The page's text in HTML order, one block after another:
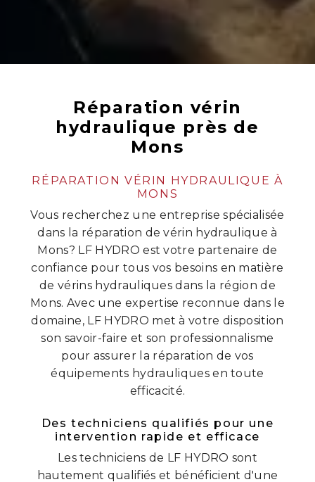
Réparation vérin
hydraulique près de
Mons
RÉPARATION VÉRIN HYDRAULIQUE À
MONS
Vous recherchez une entreprise spécialisée
dans la réparation de vérin hydraulique à
Mons? LF HYDRO est votre partenaire de
confiance pour tous vos besoins en matière
de vérins hydrauliques dans la région de
Mons. Avec une expertise reconnue dans le
domaine, LF HYDRO met à votre disposition
son savoir-faire et son professionnalisme
pour assurer la réparation de vos
équipements hydrauliques en toute
efficacité.
Des techniciens qualifiés pour une
intervention rapide et efficace
Les techniciens de LF HYDRO sont
hautement qualifiés et bénéficient d'une